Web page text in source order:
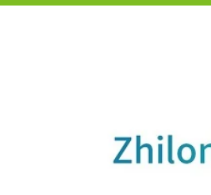
información
del producto